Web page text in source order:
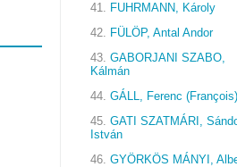
41. FUHRMANN, Károly
42. FÜLÖP, Antal Andor
43. GABORJANI SZABO,
Kálmán
44. GÁLL, Ferenc (François)
45. GATI SZATMÁRI,
István
46. GYÖRKÖS MÁNYI,